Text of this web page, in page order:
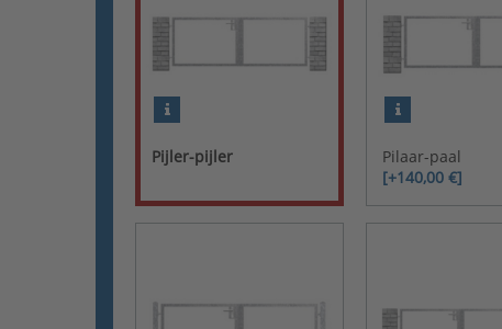
Pijler-pijler
Pilaar-paal
[+140,00 €]